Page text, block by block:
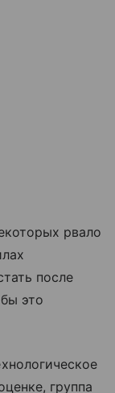
рвало
после
это
группа